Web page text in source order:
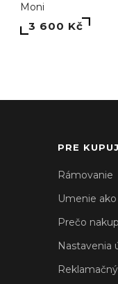
Moni
3 600 Kč
PRE
Rámovanie
Umenie
Prečo
Nastavenia